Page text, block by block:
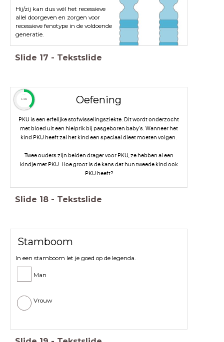
Hij/zij kan dus wél het recessieve
allel doorgeven en zorgen voor
recessieve fenotype in de voldoende
generatie.
Slide 17 - Tekstslide
Oefening
PKU is een erfelijke stofwisselingsziekte. Dit wordt onderzocht
met bloed uit een hielprik bij pasgeboren baby's. Wanneer het
kind PKU heeft zal het kind een speciaal dieet moeten volgen.
Twee ouders zijn beiden drager voor PKU, ze hebben al een
kindje met PKU. Hoe groot is de kans dat hun tweede kind ook
PKU heeft?
timer
5:00
Slide 18 - Tekstslide
Stamboom
In een stamboom let je goed op de legenda.
Man
Vrouw